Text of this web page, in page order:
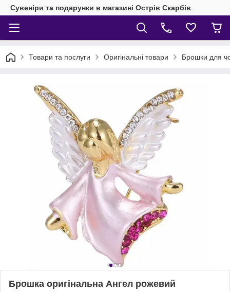
Сувеніри та подарунки в магазині Острів Скарбів
Товари та послуги Оригінальні товари Брошки для
Брошка оригінальна Ангел рожевий